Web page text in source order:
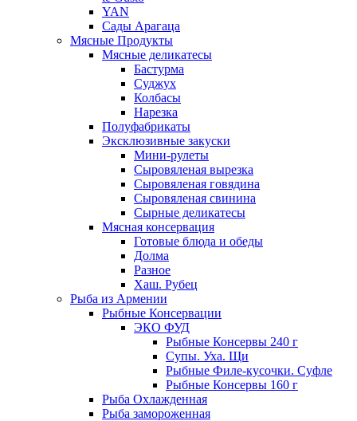
YAN
Сады Арагаца
Мясные Продукты
Мясные деликатесы
Бастурма
Суджух
Колбасы
Нарезка
Полуфабрикаты
Эксклюзивные закуски
Мини-рулеты
Сыровяленая вырезка
Сыровяленая говядина
Сыровяленая свинина
Сырные деликатесы
Мясная консервация
Готовые блюда и обеды
Долма
Разное
Хаш. Рубец
Рыба из Армении
Рыбные Консервации
ЭКО ФУД
Рыбные Консервы 240 г
Супы. Уха. Щи
Рыбные Филе-кусочки. Суфле
Рыбные Консервы 160 г
Рыба Охлажденная
Рыба замороженная